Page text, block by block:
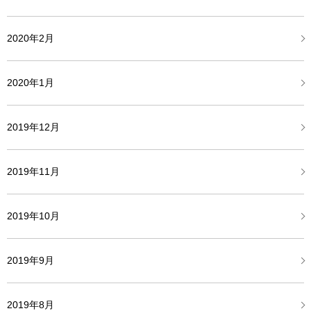
2020年2月
2020年1月
2019年12月
2019年11月
2019年10月
2019年9月
2019年8月